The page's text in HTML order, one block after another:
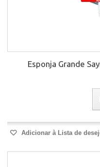
Esponja Grande
Adicionar à Lista de